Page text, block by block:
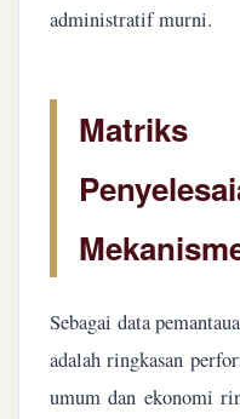
administratif murni.
Sebagai data
adalah ringkasan
umum dan ekonomi